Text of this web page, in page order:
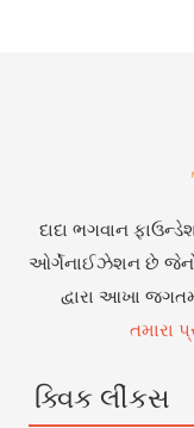
દાદા ભગવાન
ઓર્ગેનાઈઝેશન છે જેનો
દ્વારા આખા
તમારા
ક્વિક લીંકસ